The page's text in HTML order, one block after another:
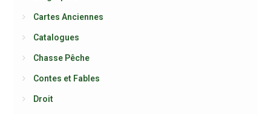
Cartes Anciennes
Catalogues
Chasse Pêche
Contes et Fables
Droit